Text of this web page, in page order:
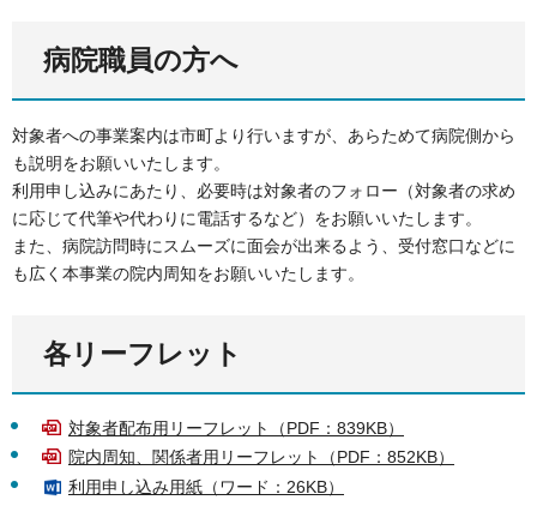
病院職員の方へ
対象者への事業案内は市町より行いますが、あらためて病院側から
も説明をお願いいたします。
利用申し込みにあたり、必要時は対象者のフォロー（対象者の求め
に応じて代筆や代わりに電話するなど）をお願いいたします。
また、病院訪問時にスムーズに面会が出来るよう、受付窓口などに
も広く本事業の院内周知をお願いいたします。
各リーフレット
対象者配布用リーフレット（PDF：839KB）
院内周知、関係者用リーフレット（PDF：852KB）
利用申し込み用紙（ワード：26KB）